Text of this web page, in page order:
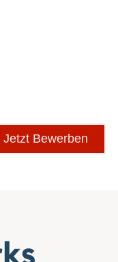
Jetzt Bewerben